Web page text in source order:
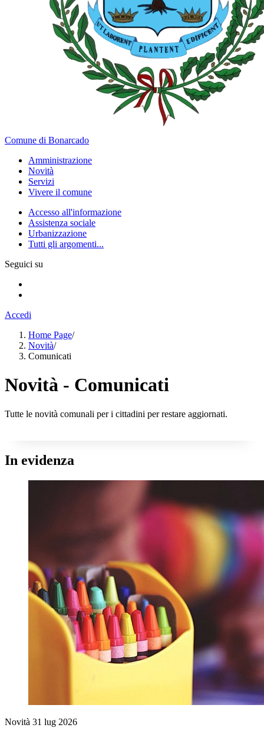
Comune di Bonarcado
Amministrazione
Novità
Servizi
Vivere il comune
Accesso all'informazione
Assistenza sociale
Urbanizzazione
Tutti gli argomenti...
Seguici su
Accedi
Home Page/
Novità/
Comunicati
Novità - Comunicati
Tutte le novità comunali per i cittadini per restare aggiornati.
In evidenza
Novità 31 lug 2026